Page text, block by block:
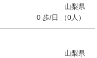
山梨県
0 歩/日 （0人）
山梨県